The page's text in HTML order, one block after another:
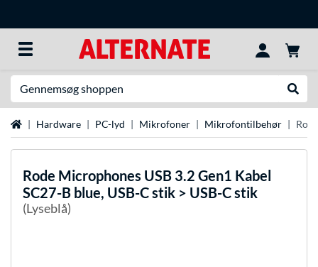
StartsideHardware PC-lyd Mikrofoner Mikrofontilbehør
Rode Microphones USB 3.2 Gen1 Kabel
SC27-B blue, USB-C stik > USB-C stik
(Lyseblå)